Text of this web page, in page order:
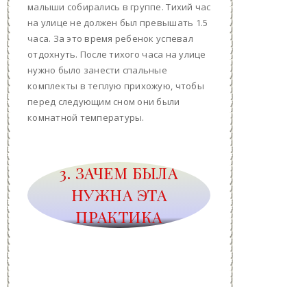
малыши собирались в группе. Тихий час
на улице не должен был превышать 1.5
часа. За это время ребенок успевал
отдохнуть. После тихого часа на улице
нужно было занести спальные
комплекты в теплую прихожую, чтобы
перед следующим сном они были
комнатной температуры.
3. ЗАЧЕМ БЫЛА
НУЖНА ЭТА
ПРАКТИКА